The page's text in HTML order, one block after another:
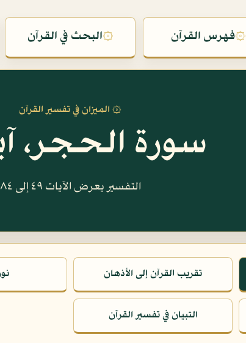
۞فهرس القرآن ۞البحث في القرآن
۞ الميزان في تفسير القرآن
سورة الحجر، آية
التفسير يعرض الآيات ٤٩ إلى ٨٤
تقريب القرآن إلى الأذهان
التبيان في تفسير القرآن